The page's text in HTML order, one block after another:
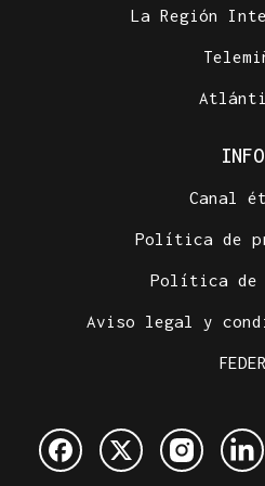
La Región
INFO
Canal
Política de
Política de
Aviso legal y
FEDER